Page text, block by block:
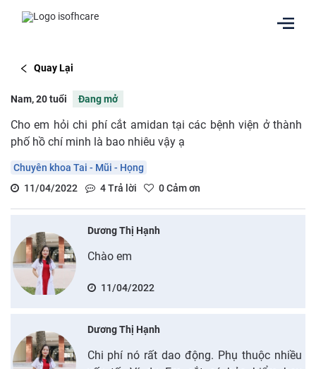
Quay Lại
Nam, 20 tuổi Đang mở
Cho em hỏi chi phí cắt amidan tại các bệnh viện ở thành
phố hồ chí minh là bao nhiêu vậy ạ
Chuyên khoa Tai - Mũi - Họng
11/04/2022
4Trả lời 0Cảm ơn
Dương Thị Hạnh
Chào em
11/04/2022
Dương Thị Hạnh
Chi phí nó rất dao động. Phụ thuộc nhiều